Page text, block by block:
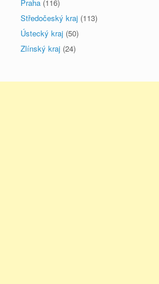
Praha (116)
Středočeský kraj (113)
Ústecký kraj (50)
Zlínský kraj (24)